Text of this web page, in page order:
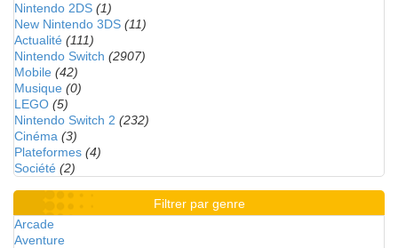
Nintendo 2DS (1)
New Nintendo 3DS (11)
Actualité (111)
Nintendo Switch (2907)
Mobile (42)
Musique (0)
LEGO (5)
Nintendo Switch 2 (232)
Cinéma (3)
Plateformes (4)
Société (2)
Filtrer par genre
Arcade
Aventure